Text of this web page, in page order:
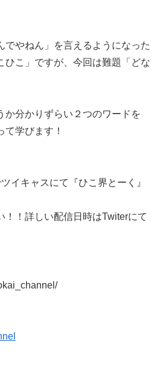
でやねん」を言えるようになった
ひこ」ですが、今回は難題「どな
か分かりずらい２つのワードを
て学びます！
イキャスにて『ひこ界とーく』
！！詳しい配信日時はTwiterにて